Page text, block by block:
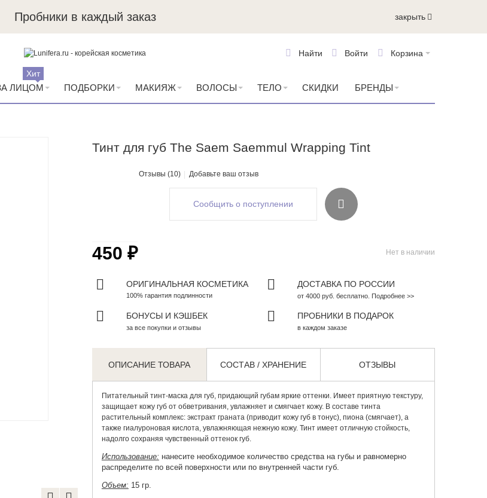
Пробники в каждый заказ закрыть
Корзина
Войти
Найти
ЛИЦОМ
Хит
ПОДБОРКИ МАКИЯЖ ВОЛОСЫ ТЕЛО СКИДКИ БРЕНДЫ
Тинт для губ The Saem Saemmul Wrapping Tint
Отзывы (10) Добавьте ваш отзыв
Сообщить о поступлении
Нет в наличии
450 ₽
ОРИГИНАЛЬНАЯ КОСМЕТИКА
100% гарантия подлинности
ДОСТАВКА ПО РОССИИ
от 4000 руб. бесплатно. Подробнее >>
БОНУСЫ И КЭШБЕК
за все покупки и отзывы
ПРОБНИКИ В ПОДАРОК
в каждом заказе
ОПИСАНИЕ ТОВАРА СОСТАВ / ХРАНЕНИЕ ОТЗЫВЫ
Питательный тинт-маска для губ, придающий губам яркие оттенки. Имеет приятную текстуру,
защищает кожу губ от обветривания, увлажняет и смягчает кожу. В составе тинта
растительный комплекс: экстракт граната (приводит кожу губ в тонус), пиона (смягчает), а
также гиалуроновая кислота, увлажняющая нежную кожу. Тинт имеет отличную стойкость,
надолго сохраняя чувственный оттенок губ.
Использование: нанесите необходимое количество средства на губы и равномерно
распределите по всей поверхности или по внутренней части губ.
Объем: 15 гр.